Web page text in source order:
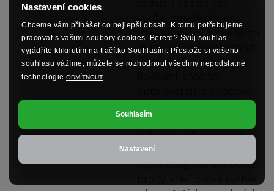
Nastavení cookies
Chceme vám přinášet co nejlepší obsah. K tomu potřebujeme
pracovat s vašimi soubory cookies. Berete? Svůj souhlas
vyjádříte kliknutím na tlačítko Souhlasím. Přestože si vašeho
souhlasu vážíme, můžete se rozhodnout všechny nepodstatné
technologie ODMÍTNOUT
Souhlasím
Nastavení
majitelům bytů, menších
domů nebo komerčních
prostor, kteří hledají
vytápění a chlazení
jednotlivých místností,
ale nevyžadují ohřev
teplé vody. Jsou vhodná